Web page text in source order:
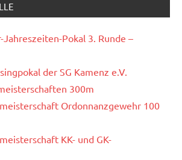
Pokal 3. Runde –
der SG Kamenz e.V.
300m
Ordonnanzgewehr 100
KK- und GK-